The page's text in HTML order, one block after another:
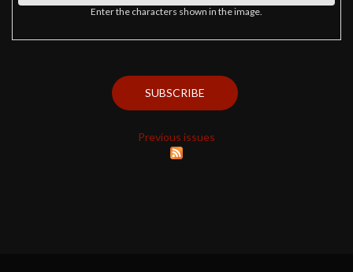
Enter the characters shown in the image.
Previous issues